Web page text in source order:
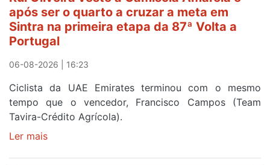
da
Volta
a
Portugal
após ser o quarto a cruzar a meta em
Sintra na primeira etapa da 87ª Volta a
Portugal
06-08-2026 | 16:23
Ciclista da UAE Emirates terminou com o mesmo
tempo que o vencedor, Francisco Campos (Team
Tavira-Crédito Agrícola).
Ler mais